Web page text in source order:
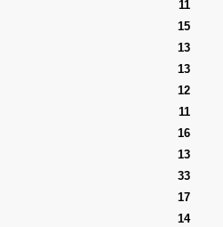
11
15
13
13
12
11
16
13
33
17
14